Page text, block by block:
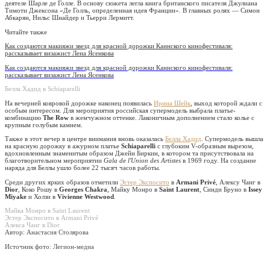
деятеле Шарле де Голле. В основу сюжета легла книга британского писателя Джулиана
Тимоти Джексона «Де Голль, определенная идея Франции». В главных ролях — Симон
Абкарян, Нильс Шнайдер и Тьерри Лермитт.
Читайте также
Как создаются макияжи звезд для красной дорожки Каннского кинофестиваля:
рассказывает визажист Лена Ясенкова
Как создаются макияжи звезд для красной дорожки Каннского кинофестиваля:
рассказывает визажист Лена Ясенкова
Белла Хадид в Schiaparelli
На вечерней ковровой дорожке наконец появилась Ирина Шейк , выход которой ждали с
особым интересом. Для мероприятия российская супермодель выбрала платье-
комбинацию The Row в жемчужном оттенке. Лаконичным дополнением стало колье с
крупным голубым камнем.
Также в этот вечер в центре внимания вновь оказалась Белла Хадид . Супермодель вышла
на красную дорожку в ажурном платье Schiaparelli с глубоким V-образным вырезом,
вдохновленным знаменитым образом Джейн Биркин, в котором та присутствовала на
благотворительном мероприятии Gala de l'Union des Artistes в 1969 году. На создание
наряда для Беллы ушло более 22 тысяч часов работы.
Среди других ярких образов отметили Эстер Экспосито в Armani Privé , Алексу Чанг в
Dior , Коко Рошу в Georges Chakra , Майку Монро в Saint Laurent , Синди Бруно в Issey
Miyake и Холзи в Vivienne Westwood
Майка Монро в Saint Laurent
Эстер Экспосито в Armani Privé
Алекса Чанг в Dior
Автор: Анастасия Столярова
Источник фото: Легион-медиа